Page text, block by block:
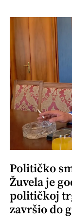
Političko
Žuvela je
političkoj
završio do